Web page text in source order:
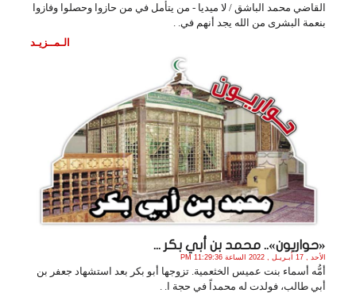
القاضي محمد الباشق / لا ميديا - من يتأمل في من حازوا وحصلوا وفازوا
بنعمة البشرى من الله يجد أنهم في. .
الـمــزيـد
«حواريون».. محمد بن أبي بكر ...
الأحد , 17 أبـريـل , 2022 الساعة 11:29:36 PM
أمُّه أسماء بنت عميس الخثعمية. تزوجها أبو بكر بعد استشهاد جعفر بن
أبي طالب، فولدت له محمداً في حجة ا. .